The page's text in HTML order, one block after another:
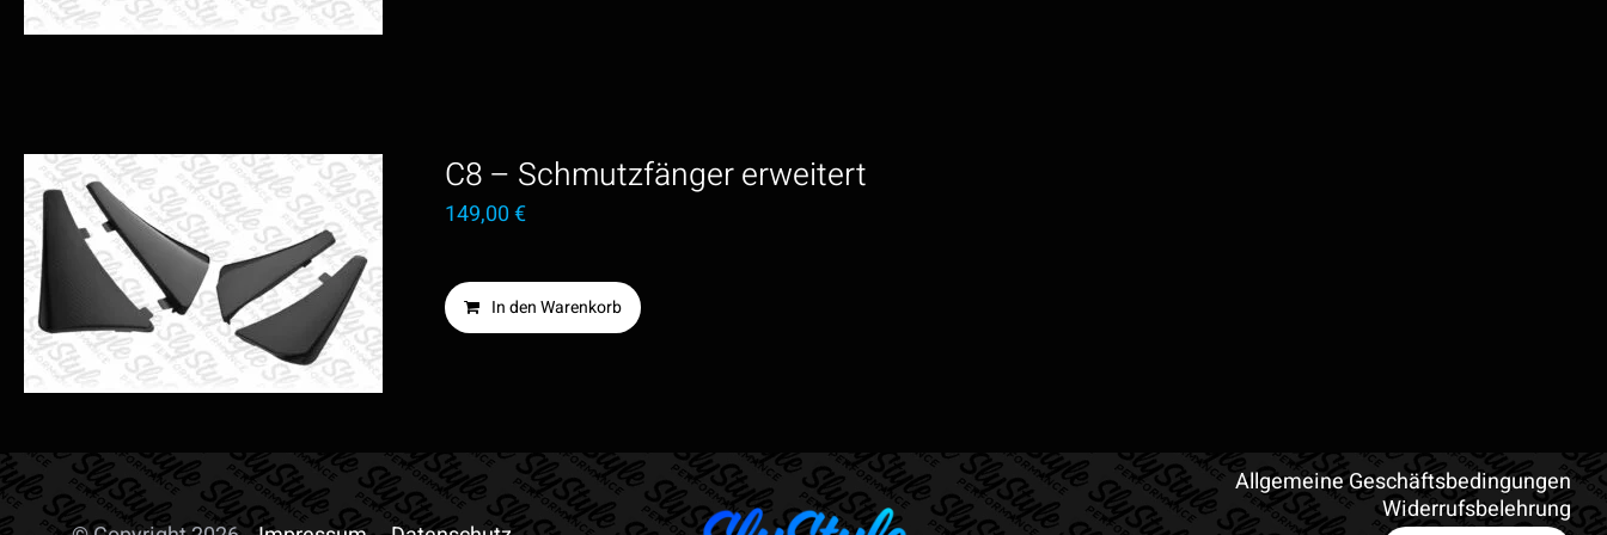
C8 – Schmutzfänger erweitert
149,00€
In den Warenkorb
Allgemeine Geschäftsbedingungen
Widerrufsbelehrung